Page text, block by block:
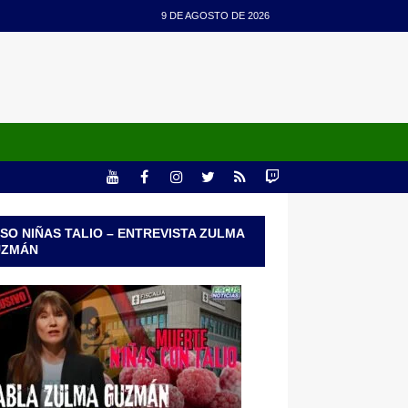
9 DE AGOSTO DE 2026
NIÑAS TALIO – ENTREVISTA ZULMA